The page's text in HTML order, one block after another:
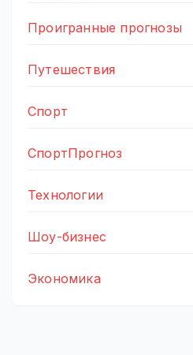
Проигранные прогнозы
Путешествия
Спорт
СпортПрогноз
Технологии
Шоу-бизнес
Экономика